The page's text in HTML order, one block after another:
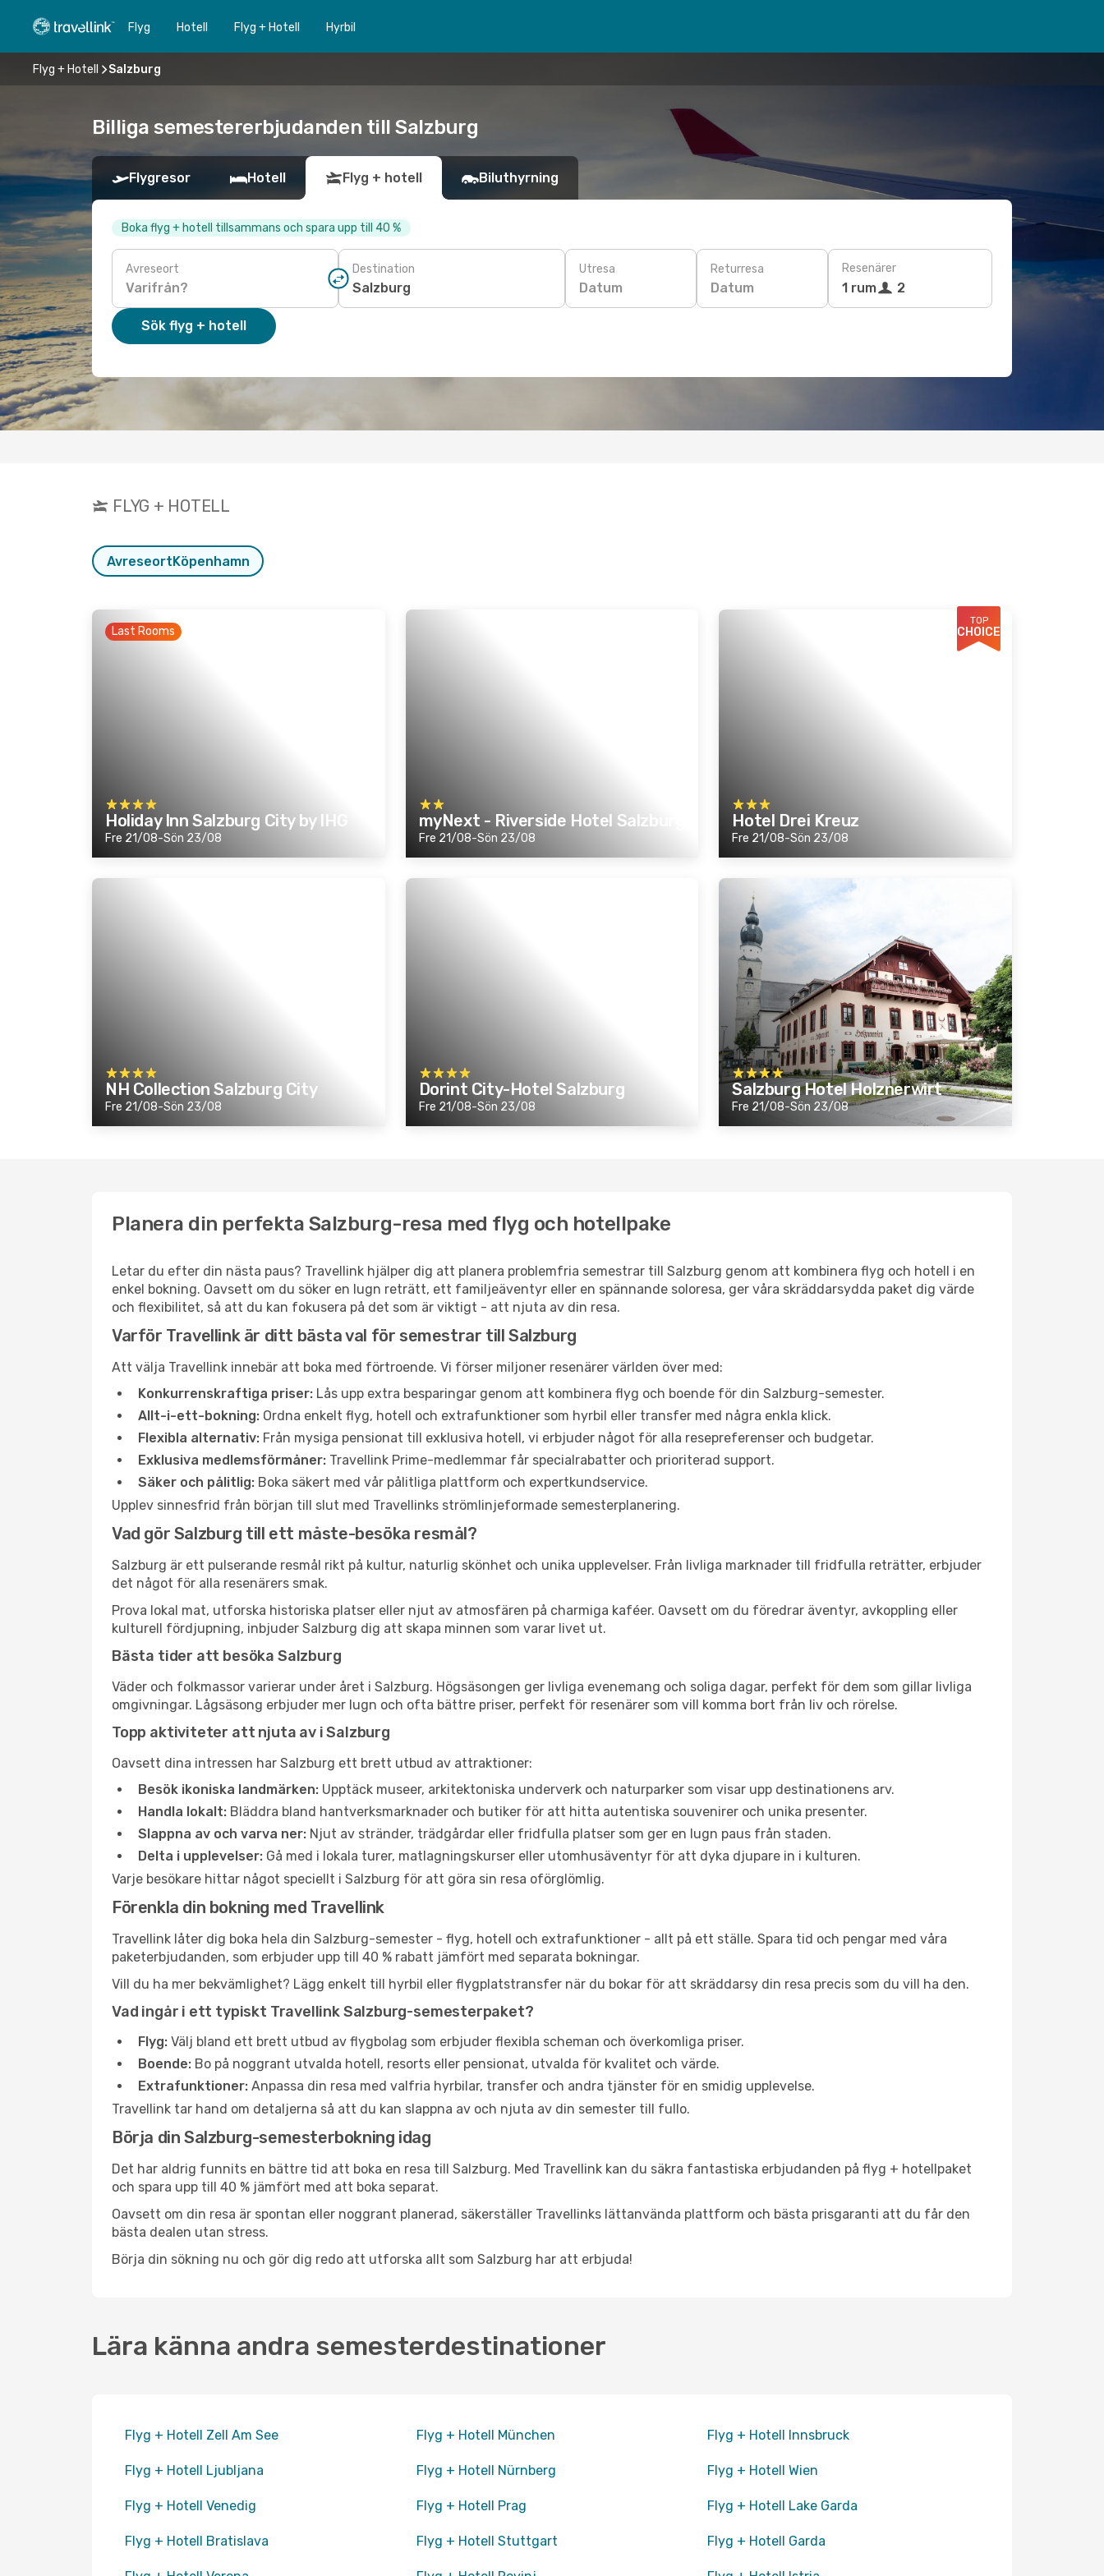
Flyg Hotell Flyg + Hotell Hyrbil
Flyg + Hotell Salzburg
Billiga semestererbjudanden till Salzburg
Flygresor Hotell Flyg + hotell Biluthyrning
Boka flyg + hotell tillsammans och spara upp till 40 %
Avreseort Destination Utresa
Datum
Returresa
Datum
Resenärer
1 rum 2
Sök flyg + hotell
FLYG + HOTELL
AvreseortKöpenhamn
Last Rooms
Holiday Inn Salzburg City by IHG
Fre 21/08-Sön 23/08
myNext - Riverside Hotel Salzburg
Fre 21/08-Sön 23/08
TOP
CHOICE
Hotel Drei Kreuz
Fre 21/08-Sön 23/08
NH Collection Salzburg City
Fre 21/08-Sön 23/08
Dorint City-Hotel Salzburg
Fre 21/08-Sön 23/08
Salzburg Hotel Holznerwirt
Fre 21/08-Sön 23/08
Planera din perfekta Salzburg-resa med flyg och hotellpake
Letar du efter din nästa paus? Travellink hjälper dig att planera problemfria semestrar till Salzburg genom att kombinera flyg och hotell i en
enkel bokning. Oavsett om du söker en lugn reträtt, ett familjeäventyr eller en spännande soloresa, ger våra skräddarsydda paket dig värde
och flexibilitet, så att du kan fokusera på det som är viktigt - att njuta av din resa.
Varför Travellink är ditt bästa val för semestrar till Salzburg
Att välja Travellink innebär att boka med förtroende. Vi förser miljoner resenärer världen över med:
Konkurrenskraftiga priser: Lås upp extra besparingar genom att kombinera flyg och boende för din Salzburg-semester.
Allt-i-ett-bokning: Ordna enkelt flyg, hotell och extrafunktioner som hyrbil eller transfer med några enkla klick.
Flexibla alternativ: Från mysiga pensionat till exklusiva hotell, vi erbjuder något för alla resepreferenser och budgetar.
Exklusiva medlemsförmåner: Travellink Prime-medlemmar får specialrabatter och prioriterad support.
Säker och pålitlig: Boka säkert med vår pålitliga plattform och expertkundservice.
Upplev sinnesfrid från början till slut med Travellinks strömlinjeformade semesterplanering.
Vad gör Salzburg till ett måste-besöka resmål?
Salzburg är ett pulserande resmål rikt på kultur, naturlig skönhet och unika upplevelser. Från livliga marknader till fridfulla reträtter, erbjuder
det något för alla resenärers smak.
Prova lokal mat, utforska historiska platser eller njut av atmosfären på charmiga kaféer. Oavsett om du föredrar äventyr, avkoppling eller
kulturell fördjupning, inbjuder Salzburg dig att skapa minnen som varar livet ut.
Bästa tider att besöka Salzburg
Väder och folkmassor varierar under året i Salzburg. Högsäsongen ger livliga evenemang och soliga dagar, perfekt för dem som gillar livliga
omgivningar. Lågsäsong erbjuder mer lugn och ofta bättre priser, perfekt för resenärer som vill komma bort från liv och rörelse.
Topp aktiviteter att njuta av i Salzburg
Oavsett dina intressen har Salzburg ett brett utbud av attraktioner:
Besök ikoniska landmärken: Upptäck museer, arkitektoniska underverk och naturparker som visar upp destinationens arv.
Handla lokalt: Bläddra bland hantverksmarknader och butiker för att hitta autentiska souvenirer och unika presenter.
Slappna av och varva ner: Njut av stränder, trädgårdar eller fridfulla platser som ger en lugn paus från staden.
Delta i upplevelser: Gå med i lokala turer, matlagningskurser eller utomhusäventyr för att dyka djupare in i kulturen.
Varje besökare hittar något speciellt i Salzburg för att göra sin resa oförglömlig.
Förenkla din bokning med Travellink
Travellink låter dig boka hela din Salzburg-semester - flyg, hotell och extrafunktioner - allt på ett ställe. Spara tid och pengar med våra
paketerbjudanden, som erbjuder upp till 40 % rabatt jämfört med separata bokningar.
Vill du ha mer bekvämlighet? Lägg enkelt till hyrbil eller flygplatstransfer när du bokar för att skräddarsy din resa precis som du vill ha den.
Vad ingår i ett typiskt Travellink Salzburg-semesterpaket?
Flyg: Välj bland ett brett utbud av flygbolag som erbjuder flexibla scheman och överkomliga priser.
Boende: Bo på noggrant utvalda hotell, resorts eller pensionat, utvalda för kvalitet och värde.
Extrafunktioner: Anpassa din resa med valfria hyrbilar, transfer och andra tjänster för en smidig upplevelse.
Travellink tar hand om detaljerna så att du kan slappna av och njuta av din semester till fullo.
Börja din Salzburg-semesterbokning idag
Det har aldrig funnits en bättre tid att boka en resa till Salzburg. Med Travellink kan du säkra fantastiska erbjudanden på flyg + hotellpaket
och spara upp till 40 % jämfört med att boka separat.
Oavsett om din resa är spontan eller noggrant planerad, säkerställer Travellinks lättanvända plattform och bästa prisgaranti att du får den
bästa dealen utan stress.
Börja din sökning nu och gör dig redo att utforska allt som Salzburg har att erbjuda!
Lära känna andra semesterdestinationer
Flyg + Hotell Zell Am See Flyg + Hotell München Flyg + Hotell Innsbruck
Flyg + Hotell Ljubljana Flyg + Hotell Nürnberg Flyg + Hotell Wien
Flyg + Hotell Venedig Flyg + Hotell Prag Flyg + Hotell Lake Garda
Flyg + Hotell Bratislava Flyg + Hotell Stuttgart Flyg + Hotell Garda